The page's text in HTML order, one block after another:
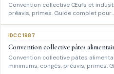
Convention collective Œufs et
préavis, primes. Guide complet pour…
IDCC 1987
Convention collective pâtes
Convention collective pâtes
minimums, congés, préavis, primes.